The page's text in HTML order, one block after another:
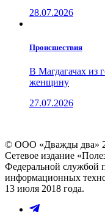
28.07.2026
Проиcшествия
В Магдагачах из
женщину
27.07.2026
© ООО «Дважды два»
Сетевое издание
Федеральной службой
информационных
13 июля 2018 года.